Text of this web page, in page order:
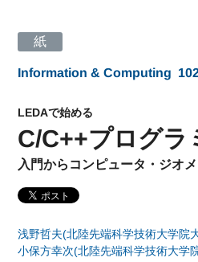
紙
Information & Computing
LEDAで始める
C/C++プログラ
入門からコンピュータ・ジオ
浅野哲夫(北陸先端科学技術大学
小保方幸次(北陸先端科学技術大